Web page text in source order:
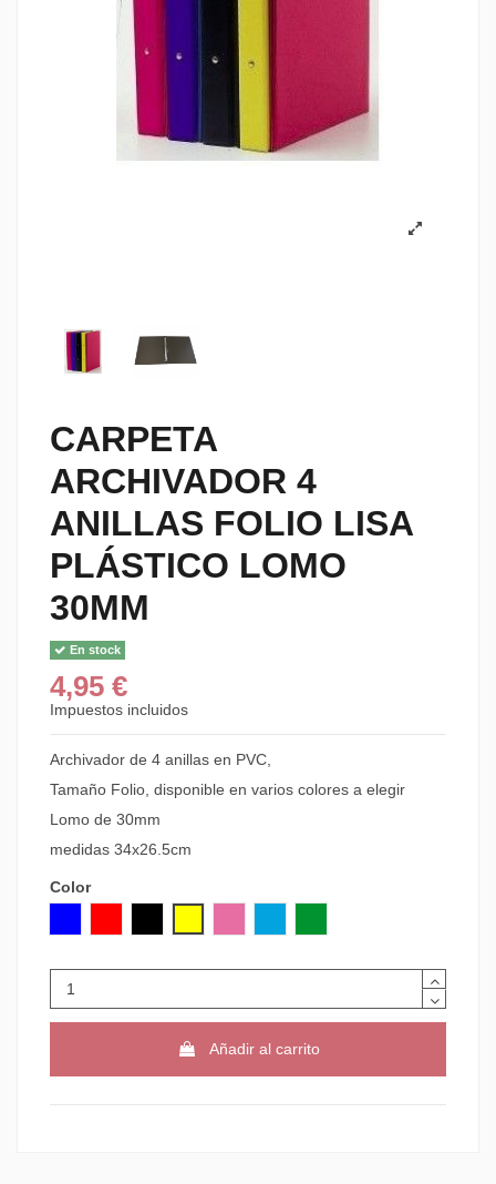
CARPETA
ARCHIVADOR 4
ANILLAS FOLIO LISA
PLÁSTICO LOMO
30MM
En stock
4,95 €
Impuestos incluidos
Archivador de 4 anillas en PVC,
Tamaño Folio, disponible en varios colores a elegir
Lomo de 30mm
medidas 34x26.5cm
Color
Añadir al carrito